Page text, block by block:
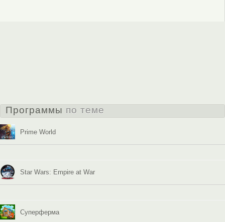
Программы по теме
Prime World
Star Wars: Empire at War
Суперферма